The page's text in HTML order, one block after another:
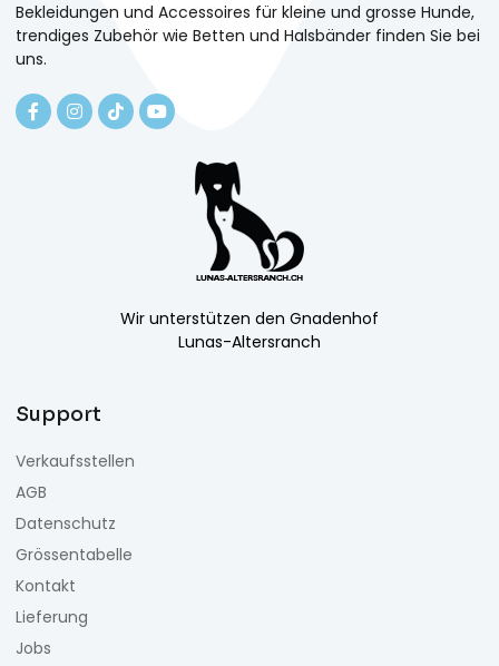
Bekleidungen und Accessoires für kleine und grosse Hunde,
trendiges Zubehör wie Betten und Halsbänder finden Sie bei
uns.
Wir unterstützen den Gnadenhof
Lunas-Altersranch
Support
Verkaufsstellen
AGB
Datenschutz
Grössentabelle
Kontakt
Lieferung
Jobs